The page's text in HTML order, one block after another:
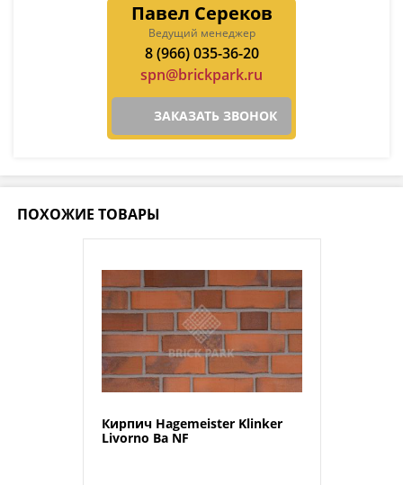
Павел Сереков
Ведущий менеджер
8 (966) 035-36-20
spn@brickpark.ru
ЗАКАЗАТЬ ЗВОНОК
ПОХОЖИЕ ТОВАРЫ
Кирпич Hagemeister Klinker
Livorno Ba NF